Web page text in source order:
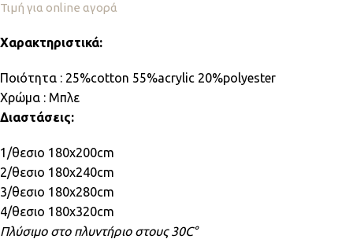
Τιμή για online αγορά
Χαρακτηριστικά:
Ποιότητα : 25%cotton 55%acrylic 20%polyester
Χρώμα : Μπλε
Διαστάσεις:
1/θεσιο 180x200cm
2/θεσιο 180x240cm
3/θεσιο 180x280cm
4/θεσιο 180x320cm
Πλύσιμο στο πλυντήριο στους 30C°